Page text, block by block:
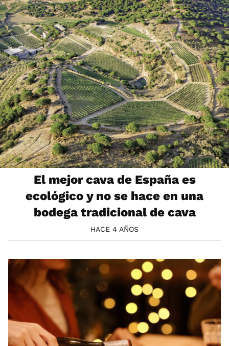
El mejor cava de España es
ecológico y no se hace en una
bodega tradicional de cava
HACE 4 AÑOS